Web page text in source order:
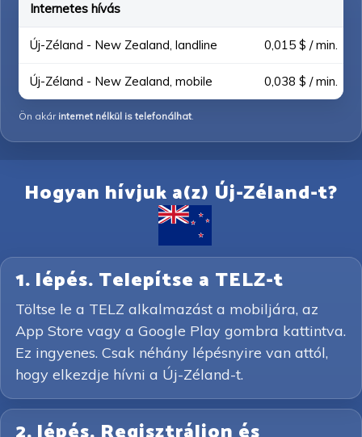
Internetes hívás
Új-Zéland - New Zealand, landline 0,015 $ / min.
Új-Zéland - New Zealand, mobile 0,038 $ / min.
Ön akár internet nélkül is telefonálhat.
Hogyan hívjuk a(z) Új-Zéland-t?
1. lépés. Telepítse a TELZ-t
Töltse le a TELZ alkalmazást a mobiljára, az
App Store vagy a Google Play gombra kattintva.
Ez ingyenes. Csak néhány lépésnyire van attól,
hogy elkezdje hívni a Új-Zéland-t.